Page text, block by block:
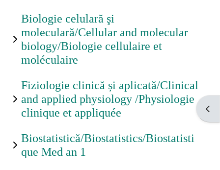
Biologie celulară şi
moleculară/Cellular and molecular
biology/Biologie cellulaire et
moléculaire
Fiziologie clinică și aplicată/Clinical
and applied physiology /Physiologie
clinique et appliquée
Biostatistică/Biostatistics/Biostatisti
que Med an 1